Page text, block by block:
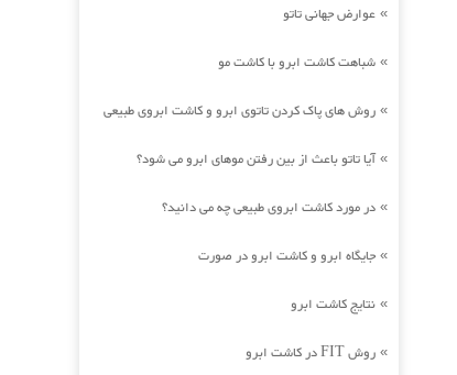
» عوارض جهانی تاتو
» شباهت کاشت ابرو با کاشت مو
» روش های پاک کردن تاتوی ابرو و کاشت ابروی طبیعی
»آیا تاتو باعث از بین رفتن موهای ابرو می شود؟
» در مورد کاشت ابروی طبیعی چه می دانید؟
» جایگاه ابرو و کاشت ابرو در صورت
» نتایج کاشت ابرو
» روش FIT در کاشت ابرو